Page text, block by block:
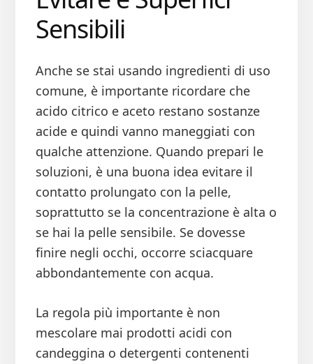
Sensibili
Anche se stai usando ingredienti di uso
comune, è importante ricordare che
acido citrico e aceto restano sostanze
acide e quindi vanno maneggiati con
qualche attenzione. Quando prepari le
soluzioni, è una buona idea evitare il
contatto prolungato con la pelle,
soprattutto se la concentrazione è alta o
se hai la pelle sensibile. Se dovesse
finire negli occhi, occorre sciacquare
abbondantemente con acqua.
La regola più importante è non
mescolare mai prodotti acidi con
candeggina o detergenti contenenti